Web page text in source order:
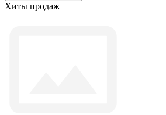
Хиты продаж